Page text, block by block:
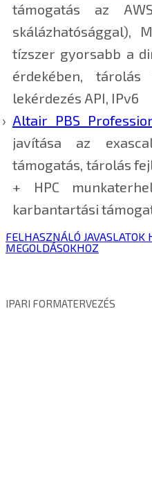
támogatás az
skálázhatósággal),
tízszer gyorsabb a
érdekében, tárolás
lekérdezés API, IPv6
Altair PBS
javítása az
támogatás, tárolás
+ HPC
karbantartási
FELHASZNÁLÓ JAVASLATOK
MEGOLDÁSOKHOZ
IPARI FORMATERVEZÉS